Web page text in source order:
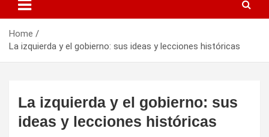
Home
La izquierda y el gobierno: sus ideas y lecciones históricas
La izquierda y el gobierno: sus
ideas y lecciones históricas